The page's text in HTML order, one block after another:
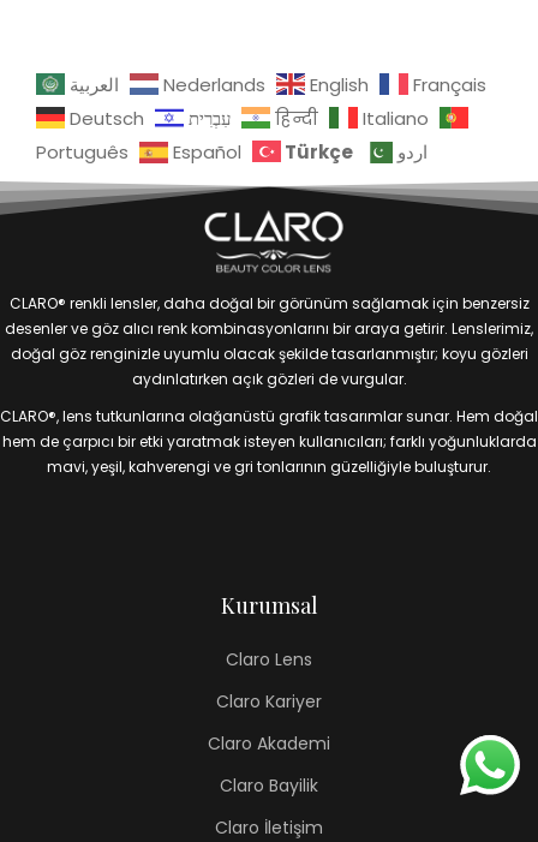
العربية Nederlands English
Français
Deutsch
עִבְרִית हिन्दी
Italiano
Português
Español Türkçe اردو
CLARO® renkli lensler, daha doğal bir görünüm sağlamak için benzersiz
desenler ve göz alıcı renk kombinasyonlarını bir araya getirir. Lenslerimiz,
doğal göz renginizle uyumlu olacak şekilde tasarlanmıştır; koyu gözleri
aydınlatırken açık gözleri de vurgular.
CLARO®, lens tutkunlarına olağanüstü grafik tasarımlar sunar. Hem doğal
hem de çarpıcı bir etki yaratmak isteyen kullanıcıları; farklı yoğunluklarda
mavi, yeşil, kahverengi ve gri tonlarının güzelliğiyle buluşturur.
Kurumsal
Claro Lens
Claro Kariyer
Claro Akademi
Claro Bayilik
Claro İletişim